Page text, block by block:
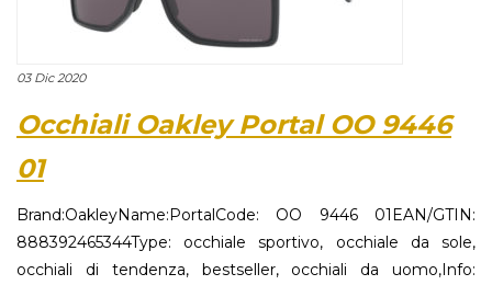
03 Dic 2020
Occhiali Oakley Portal OO 9446
01
Brand:OakleyName:PortalCode: OO 9446 01EAN/GTIN:
888392465344Type: occhiale sportivo, occhiale da sole,
occhiali di tendenza, bestseller, occhiali da uomo,Info: